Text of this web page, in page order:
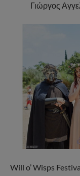
Γιώργος
Will o’ Wisps